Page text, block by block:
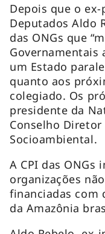
Depois que o
Deputados Aldo
das ONGs que
Governamentais
um Estado
quanto aos
colegiado. Os
presidente da
Conselho
Socioambiental.
A CPI das ONGs
organizações
financiadas com
da Amazônia